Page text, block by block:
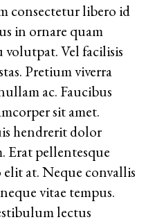
consectetur libero id
in ornare quam
volutpat. Vel facilisis
Pretium viverra
ac. Faucibus
sit amet.
hendrerit dolor
Erat pellentesque
at. Neque convallis
vitae tempus.
lectus